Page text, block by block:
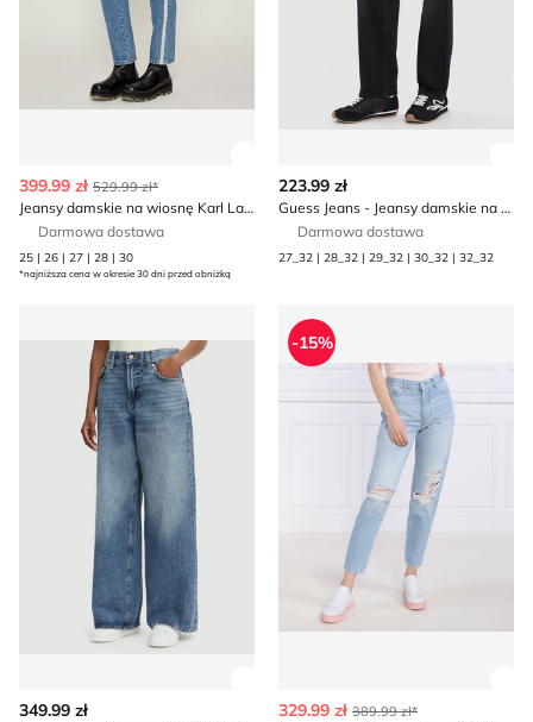
399.99 zł 529.99 zł*
Jeansy damskie na wiosnę Karl Lagerfeld
Darmowa dostawa
25 | 26 | 27 | 28 | 30
*najniższa cena w okresie 30 dni przed obniżką
223.99 zł
Guess Jeans - Jeansy damskie na wiosnę
Darmowa dostawa
27_32 | 28_32 | 29_32 | 30_32 | 32_32
Jeansy damskie casual Calvin Klein Jeans
349.99 zł
Jeansy damskie casualowe
-15%
329.99 zł 389.99 zł*